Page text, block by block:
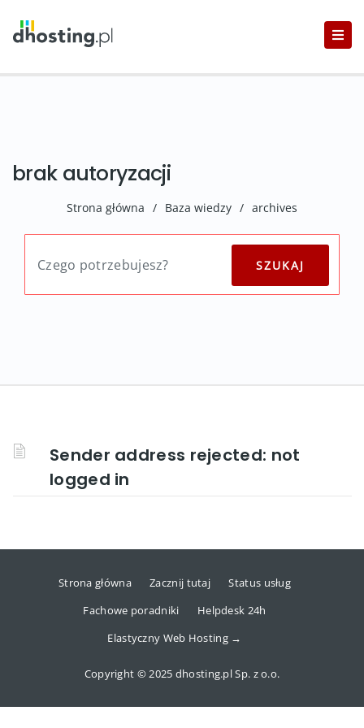
brak autoryzacji
Strona główna / Baza wiedzy / archives
Sender address rejected: not
logged in
Strona główna Zacznij tutaj
Status usług
Fachowe poradniki
Helpdesk 24h
Elastyczny Web Hosting →
Copyright © 2025 dhosting.pl Sp. z o.o.